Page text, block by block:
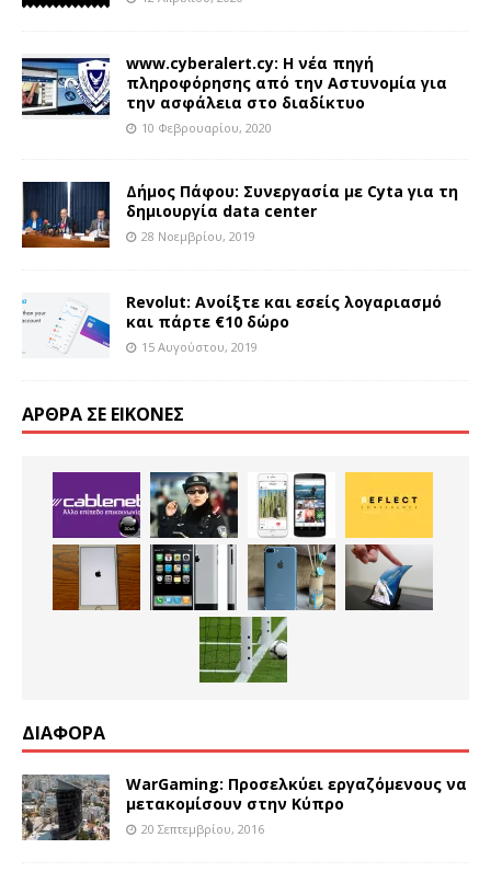
www.cyberalert.cy: Η νέα πηγή
πληροφόρησης από την Αστυνομία για
την ασφάλεια στο διαδίκτυο
10 Φεβρουαρίου, 2020
Δήμος Πάφου: Συνεργασία με Cyta για τη
δημιουργία data center
28 Νοεμβρίου, 2019
Revolut: Ανοίξτε και εσείς λογαριασμό
και πάρτε €10 δώρο
15 Αυγούστου, 2019
ΆΡΘΡΑ ΣΕ ΕΙΚΌΝΕΣ
ΔΙΑΦΟΡΑ
WarGaming: Προσελκύει εργαζόμενους να
μετακομίσουν στην Κύπρο
20 Σεπτεμβρίου, 2016